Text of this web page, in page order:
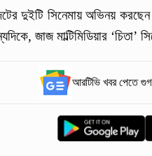
দুইটি সিনেমায় অভিনয়
জাজ মাল্টিমিডিয়ার ‘চিতা’
আরটিভি খবর পেতে